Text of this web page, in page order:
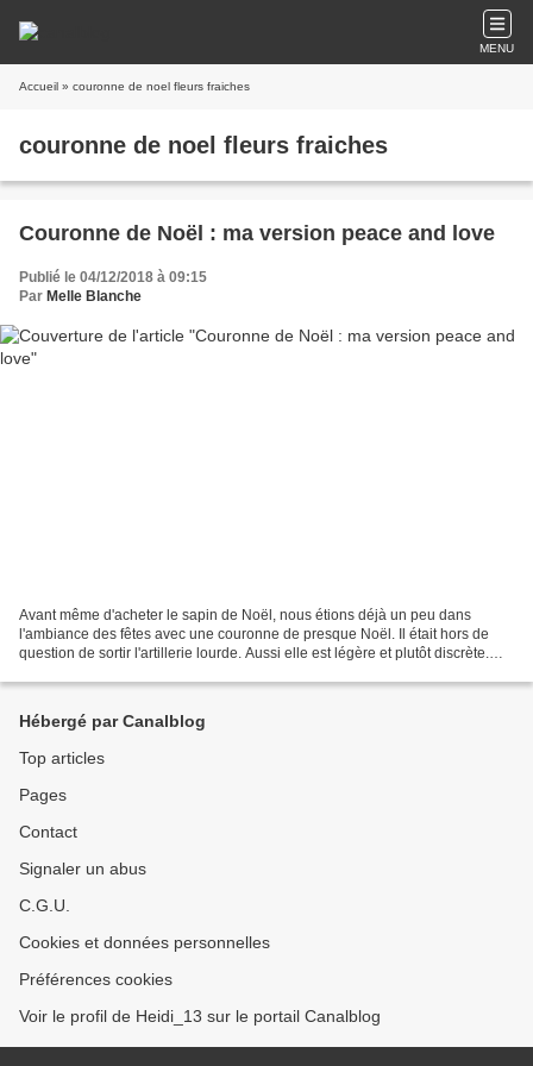
MENU
Accueil » couronne de noel fleurs fraiches
couronne de noel fleurs fraiches
Couronne de Noël : ma version peace and love
Publié le 04/12/2018 à 09:15
Par Melle Blanche
Avant même d'acheter le sapin de Noël, nous étions déjà un peu dans
l'ambiance des fêtes avec une couronne de presque Noël. Il était hors de
question de sortir l'artillerie lourde. Aussi elle est légère et plutôt discrète.
Hébergé par Canalblog
Top articles
Pages
Contact
Signaler un abus
C.G.U.
Cookies et données personnelles
Préférences cookies
Voir le profil de Heidi_13 sur le portail Canalblog